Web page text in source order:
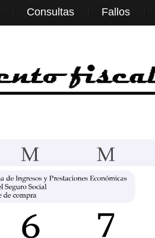
Consultas Fallos